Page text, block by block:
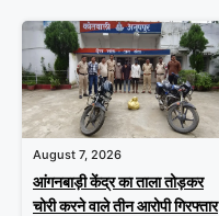
August 7, 2026
आंगनबाड़ी केंद्र का ताला तोड़कर
चोरी करने वाले तीन आरोपी गिरफ्तार